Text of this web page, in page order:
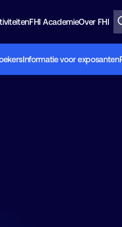
FHI AcademieOver FHI
Informatie voor exposanten